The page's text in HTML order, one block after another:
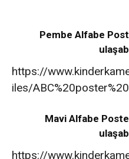
Pembe Alfabe
https://
iles/
Mavi Alfabe
https://